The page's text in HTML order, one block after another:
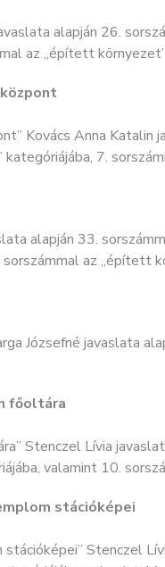
alapján 26.
az „épített
Kovács Anna
7.
alapján 33.
az „épített
Józsefné javaslata
főoltára
Stenczel Lívia
valamint 10.
stációképei
Stenczel